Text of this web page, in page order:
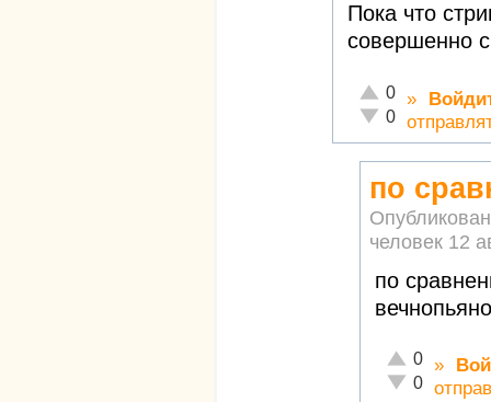
Пока что
совершенно
Отлично!
0
Неадекватно!
0
»
по
человек 12
по
Отлично!
0
Неадекватно!
0
»